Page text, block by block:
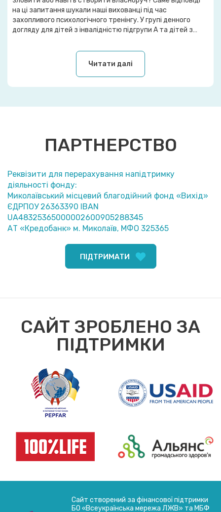
на ці запитання шукали наші вихованці під час
захопливого психологічного тренінгу. У групі денного
догляду для дітей з інвалідністю підгрупи А та дітей з
життєвих обставинах, відбулося комплексне практичне
заняття з циклу зустрічей […]
Читати далі
ПАРТНЕРСТВО
Реквізити для перерахування напідтримку
діяльності фонду:
Миколаївський місцевий благодійний фонд «Вихід»
ЄДРПОУ 26363390 IBAN
UA48325365000002600905288345
АТ «Кредобанк» м. Миколаїв, МФО 325365
ПІДТРИМАТИ
САЙТ ЗРОБЛЕНО ЗА
ПІДТРИМКИ
Сайт створений за фінансової підтримки
БО «Всеукраїнська мережа ЛЖВ» та МБФ